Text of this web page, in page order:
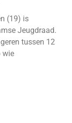
(19) is
Jeugdraad.
tussen 12
wie